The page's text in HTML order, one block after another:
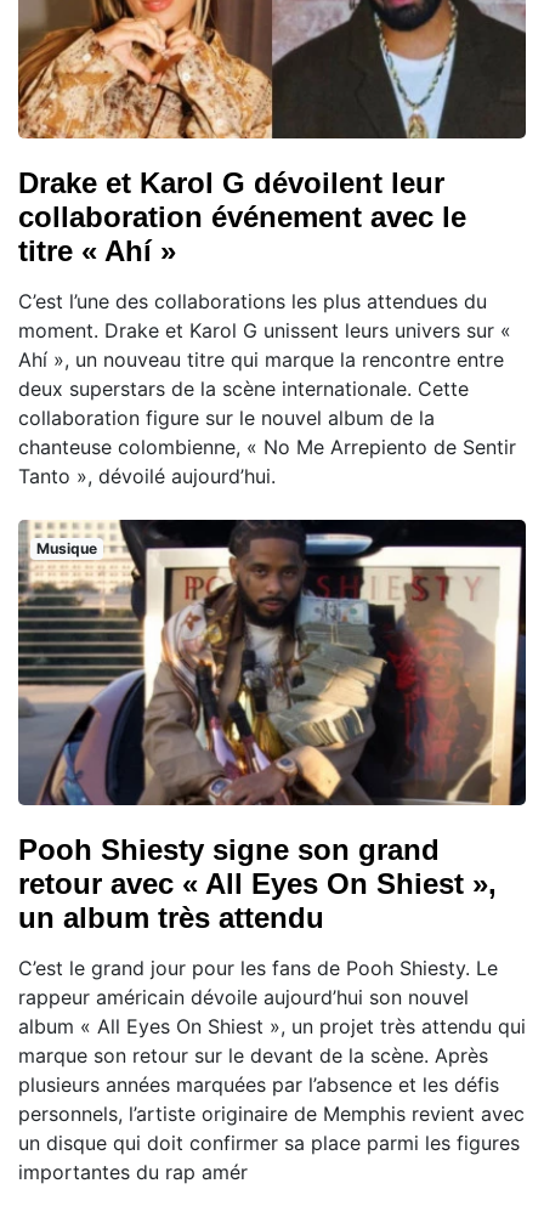
Drake et Karol G dévoilent leur
collaboration événement avec le
titre « Ahí »
C’est l’une des collaborations les plus attendues du
moment. Drake et Karol G unissent leurs univers sur «
Ahí », un nouveau titre qui marque la rencontre entre
deux superstars de la scène internationale. Cette
collaboration figure sur le nouvel album de la
chanteuse colombienne, « No Me Arrepiento de Sentir
Tanto », dévoilé aujourd’hui.
Musique
Pooh Shiesty signe son grand
retour avec « All Eyes On Shiest »,
un album très attendu
C’est le grand jour pour les fans de Pooh Shiesty. Le
rappeur américain dévoile aujourd’hui son nouvel
album « All Eyes On Shiest », un projet très attendu qui
marque son retour sur le devant de la scène. Après
plusieurs années marquées par l’absence et les défis
personnels, l’artiste originaire de Memphis revient avec
un disque qui doit confirmer sa place parmi les figures
importantes du rap amér